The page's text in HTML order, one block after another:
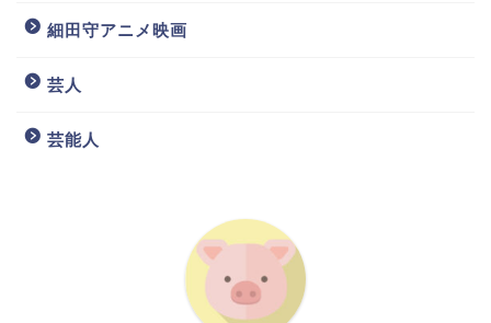
細田守アニメ映画
芸人
芸能人